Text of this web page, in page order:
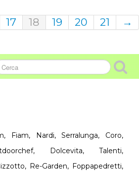
17 18 19 20 21 →
Fiam, Nardi, Serralunga, Coro,
Dolcevita, Talenti,
Re-Garden, Foppapedretti,